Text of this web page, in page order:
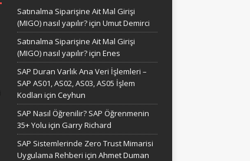
Satınalma Siparişine Ait Mal Girişi
(MIGO) nasıl yapılır?için Umut Demirci
Satınalma Siparişine Ait Mal Girişi
(MIGO) nasıl yapılır?için Enes
SAP Duran Varlık Ana Veri İşlemleri –
SAP AS01, AS02, AS03, AS05 İşlem
Kodları için Ceyhun
SAP Nasıl Öğrenilir? SAP Öğrenmenin
35+ Yolu için Garry Richard
SAP Sistemlerinde Zero Trust Mimarisi
Uygulama Rehberi için Ahmet Duman